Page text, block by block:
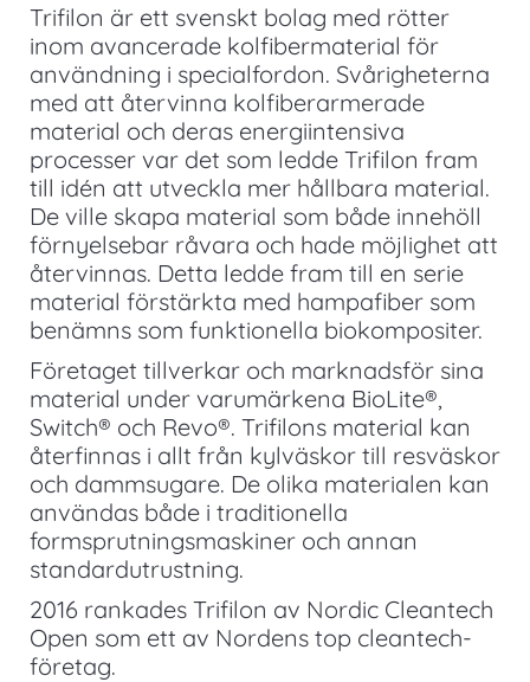
Trifilon är ett svenskt bolag med rötter
inom avancerade kolfibermaterial för
användning i specialfordon. Svårigheterna
med att återvinna kolfiberarmerade
material och deras energiintensiva
processer var det som ledde Trifilon fram
till idén att utveckla mer hållbara material.
De ville skapa material som både innehöll
förnyelsebar råvara och hade möjlighet att
återvinnas. Detta ledde fram till en serie
material förstärkta med hampafiber som
benämns som funktionella biokompositer.
Företaget tillverkar och marknadsför sina
material under varumärkena BioLite®,
Switch® och Revo®. Trifilons material kan
återfinnas i allt från kylväskor till resväskor
och dammsugare. De olika materialen kan
användas både i traditionella
formsprutningsmaskiner och annan
standardutrustning.
2016 rankades Trifilon av Nordic Cleantech
Open som ett av Nordens top cleantech-
företag.